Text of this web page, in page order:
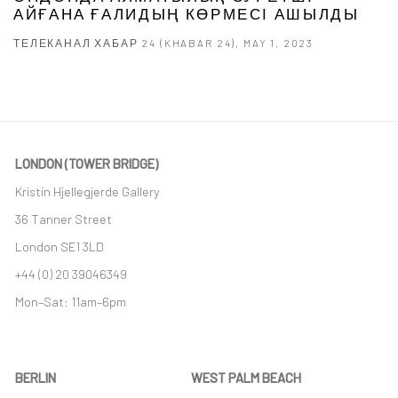
АЙҒАНА ҒАЛИДЫҢ КӨРМЕСІ АШЫЛДЫ
ТЕЛЕКАНАЛ ХАБАР 24 (KHABAR 24), MAY 1, 2023
LONDON (TOWER BRIDGE)
Kristin Hjellegjerde Gallery
36 Tanner Street
London SE1 3LD
+44 (0) 20 39046349
Mon–Sat: 11am–6pm
BERLIN
WEST PALM BEACH